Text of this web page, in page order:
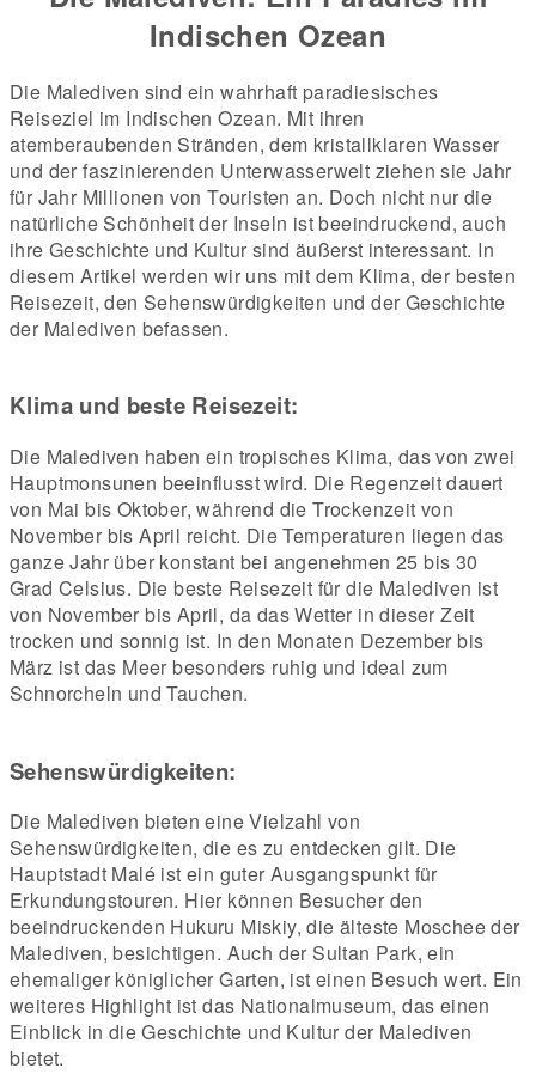
Indischen Ozean
Die Malediven sind ein wahrhaft paradiesisches
Reiseziel im Indischen Ozean. Mit ihren
atemberaubenden Stränden, dem kristallklaren Wasser
und der faszinierenden Unterwasserwelt ziehen sie Jahr
für Jahr Millionen von Touristen an. Doch nicht nur die
natürliche Schönheit der Inseln ist beeindruckend, auch
ihre Geschichte und Kultur sind äußerst interessant. In
diesem Artikel werden wir uns mit dem Klima, der besten
Reisezeit, den Sehenswürdigkeiten und der Geschichte
der Malediven befassen.
Klima und beste Reisezeit:
Die Malediven haben ein tropisches Klima, das von zwei
Hauptmonsunen beeinflusst wird. Die Regenzeit dauert
von Mai bis Oktober, während die Trockenzeit von
November bis April reicht. Die Temperaturen liegen das
ganze Jahr über konstant bei angenehmen 25 bis 30
Grad Celsius. Die beste Reisezeit für die Malediven ist
von November bis April, da das Wetter in dieser Zeit
trocken und sonnig ist. In den Monaten Dezember bis
März ist das Meer besonders ruhig und ideal zum
Schnorcheln und Tauchen.
Sehenswürdigkeiten:
Die Malediven bieten eine Vielzahl von
Sehenswürdigkeiten, die es zu entdecken gilt. Die
Hauptstadt Malé ist ein guter Ausgangspunkt für
Erkundungstouren. Hier können Besucher den
beeindruckenden Hukuru Miskiy, die älteste Moschee der
Malediven, besichtigen. Auch der Sultan Park, ein
ehemaliger königlicher Garten, ist einen Besuch wert. Ein
weiteres Highlight ist das Nationalmuseum, das einen
Einblick in die Geschichte und Kultur der Malediven
bietet.